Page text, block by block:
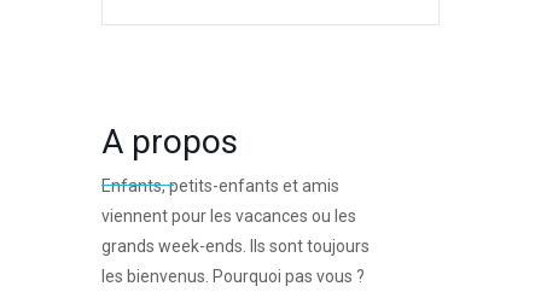
A propos
Enfants, petits-enfants et amis
viennent pour les vacances ou les
grands week-ends. Ils sont toujours
les bienvenus. Pourquoi pas vous ?